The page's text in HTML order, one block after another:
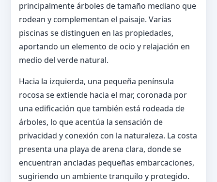
principalmente árboles de tamaño mediano que
rodean y complementan el paisaje. Varias
piscinas se distinguen en las propiedades,
aportando un elemento de ocio y relajación en
medio del verde natural.
Hacia la izquierda, una pequeña península
rocosa se extiende hacia el mar, coronada por
una edificación que también está rodeada de
árboles, lo que acentúa la sensación de
privacidad y conexión con la naturaleza. La costa
presenta una playa de arena clara, donde se
encuentran ancladas pequeñas embarcaciones,
sugiriendo un ambiente tranquilo y protegido.